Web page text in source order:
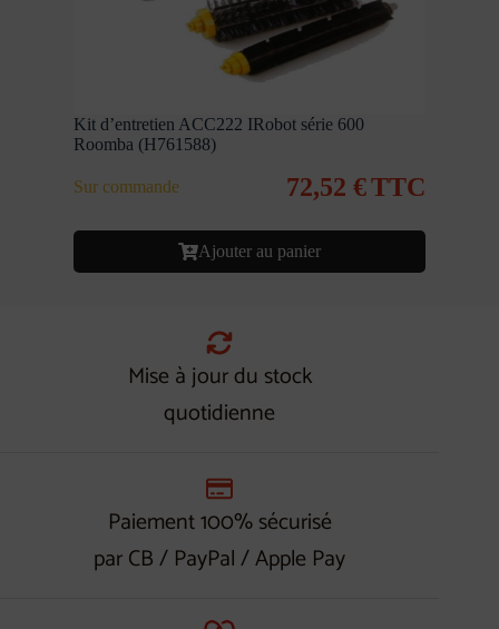
Kit d’entretien ACC222 IRobot série 600
Roomba (H761588)
Sur commande 72,52 €TTC
Ajouter au panier
Mise à jour du stock
quotidienne
Paiement 100% sécurisé
par CB / PayPal / Apple Pay